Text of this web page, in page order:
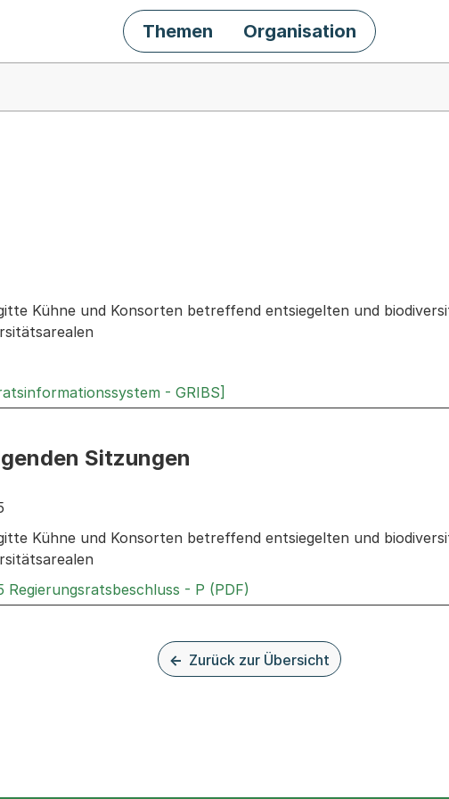
Themen Organisation
Geschäft
Kühne und Konsorten betreffend entsiegelten und
- GRIBS]
Sitzungen
Informationen zu den Sitzungen zum Geschäft
Kühne und Konsorten betreffend entsiegelten und
Regierungsratsbeschluss - P (PDF)
Zurück zur Übersicht